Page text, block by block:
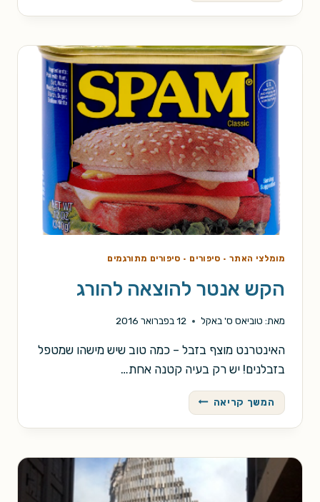
מומלצי האתר· סיפורים · סיפורים מתורגמים
הקש אנטר להוצאה להורג
מאת: טוביאס ס' באקל 12 בפברואר 2016
האינטרנט מוצף בזבל – כמה טוב שיש מישהו שמטפל
בזבלנים! יש רק בעיה קטנה אחת…
המשך קריאה הקש
אנטר
להוצאה